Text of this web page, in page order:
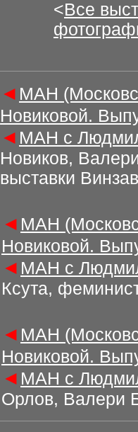
<Все
◄ МАН
Новиковой.
◄ МАН с
Новиков,
выставки
◄ МАН
Новиковой.
◄ МАН с
Ксута,
◄ МАН
Новиковой.
◄ МАН с
Орлов, Валери